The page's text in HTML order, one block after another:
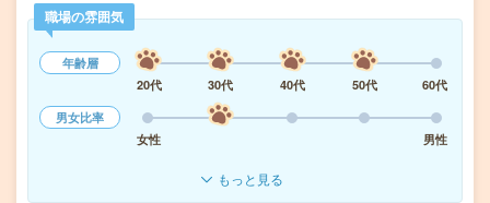
職場の雰囲気
年齢層
20代
30代 40代 50代
60代
男女比率
女性
男性
もっと見る